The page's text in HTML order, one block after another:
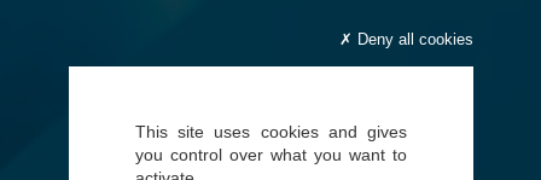
This site uses cookies and gives
you control over what you want to
Deny all cookies